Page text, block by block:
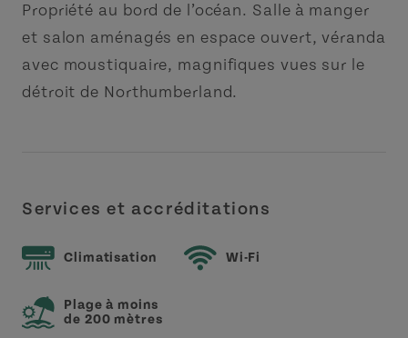
Propriété au bord de l’océan. Salle à manger
et salon aménagés en espace ouvert, véranda
avec moustiquaire, magnifiques vues sur le
détroit de Northumberland.
Services et accréditations
Climatisation Wi-Fi
Plage à moins
de 200 mètres